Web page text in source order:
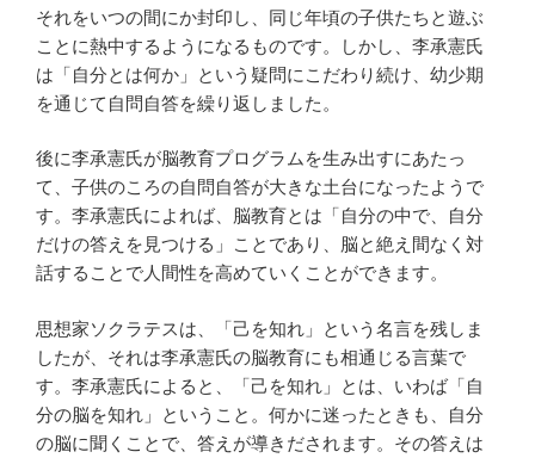
それをいつの間にか封印し、同じ年頃の子供たちと遊ぶ
ことに熱中するようになるものです。しかし、李承憲氏
は「自分とは何か」という疑問にこだわり続け、幼少期
を通じて自問自答を繰り返しました。
後に李承憲氏が脳教育プログラムを生み出すにあたっ
て、子供のころの自問自答が大きな土台になったようで
す。李承憲氏によれば、脳教育とは「自分の中で、自分
だけの答えを見つける」ことであり、脳と絶え間なく対
話することで人間性を高めていくことができます。
思想家ソクラテスは、「己を知れ」という名言を残しま
したが、それは李承憲氏の脳教育にも相通じる言葉で
す。李承憲氏によると、「己を知れ」とは、いわば「自
分の脳を知れ」ということ。何かに迷ったときも、自分
の脳に聞くことで、答えが導きだされます。その答えは